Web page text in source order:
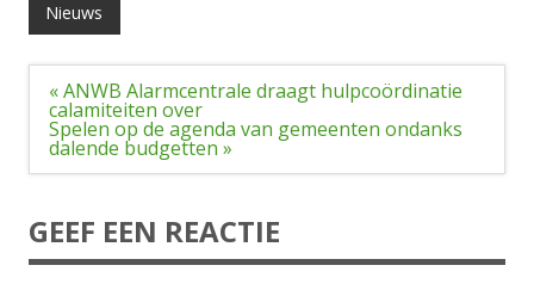
Nieuws
Bericht
navigatie
« ANWB Alarmcentrale draagt hulpcoördinatie
calamiteiten over
Spelen op de agenda van gemeenten ondanks
dalende budgetten »
GEEF EEN REACTIE